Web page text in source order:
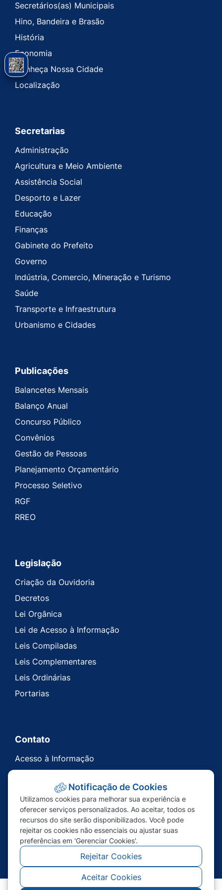
Secretários(as) Municipais
Hino, Bandeira e Brasão
História
Economia
Conheça Nossa Cidade
Localização
Secretarias
Administração
Agricultura e Meio Ambiente
Assistência Social
Desporto e Lazer
Educação
Finanças
Gabinete do Prefeito
Governo
Indústria, Comercio, Mineração e Turismo
Saúde
Transporte e Infraestrutura
Urbanismo e Cidades
Publicações
Balancetes Mensais
Balanço Anual
Concurso Público
Convênios
Gestão de Pessoas
Planejamento Orçamentário
Processo Seletivo
RGF
RREO
Legislação
Criação da Ouvidoria
Decretos
Lei Orgânica
Lei de Acesso à Informação
Leis Compiladas
Leis Complementares
Leis Ordinárias
Portarias
Contato
Acesso à Informação
Carta de Serviços
Telefones Úteis
Notificação de Cookies
Utilizamos cookies para melhorar sua experiência e
oferecer serviços personalizados. Ao aceitar, todos os
recursos do site serão disponibilizados. Você pode
rejeitar os cookies não essenciais ou ajustar suas
preferências em 'Gerenciar Cookies'.
Rejeitar Cookies
Aceitar Cookies